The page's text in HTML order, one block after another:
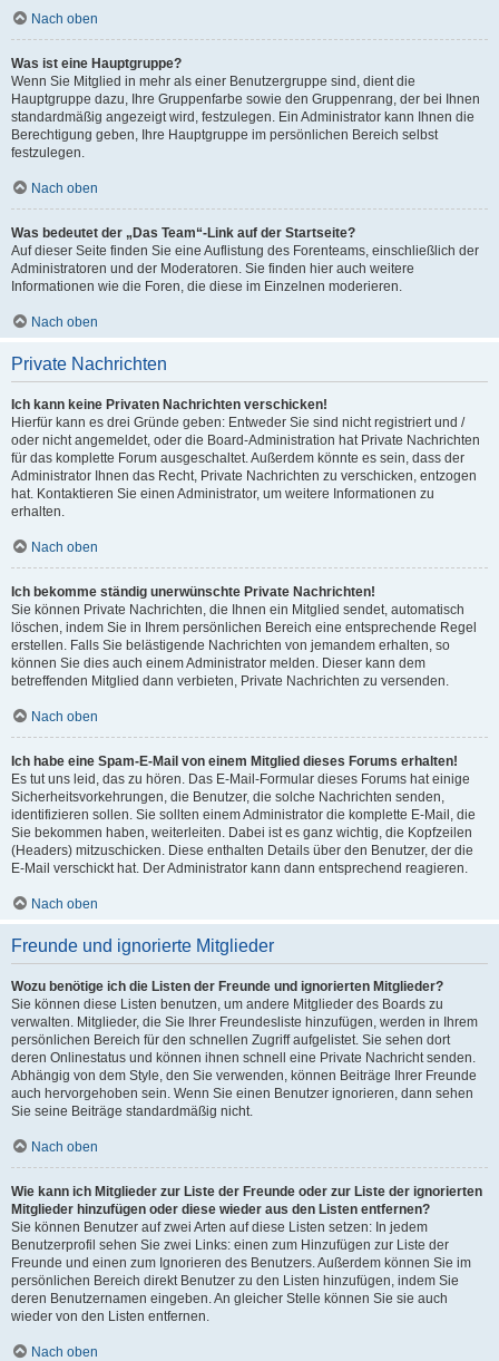
Nach oben
Was ist eine Hauptgruppe?
Wenn Sie Mitglied in mehr als einer Benutzergruppe sind, dient die
Hauptgruppe dazu, Ihre Gruppenfarbe sowie den Gruppenrang, der bei Ihnen
standardmäßig angezeigt wird, festzulegen. Ein Administrator kann Ihnen die
Berechtigung geben, Ihre Hauptgruppe im persönlichen Bereich selbst
festzulegen.
Nach oben
Was bedeutet der „Das Team“-Link auf der Startseite?
Auf dieser Seite finden Sie eine Auflistung des Forenteams, einschließlich der
Administratoren und der Moderatoren. Sie finden hier auch weitere
Informationen wie die Foren, die diese im Einzelnen moderieren.
Nach oben
Private Nachrichten
Ich kann keine Privaten Nachrichten verschicken!
Hierfür kann es drei Gründe geben: Entweder Sie sind nicht registriert und /
oder nicht angemeldet, oder die Board-Administration hat Private Nachrichten
für das komplette Forum ausgeschaltet. Außerdem könnte es sein, dass der
Administrator Ihnen das Recht, Private Nachrichten zu verschicken, entzogen
hat. Kontaktieren Sie einen Administrator, um weitere Informationen zu
erhalten.
Nach oben
Ich bekomme ständig unerwünschte Private Nachrichten!
Sie können Private Nachrichten, die Ihnen ein Mitglied sendet, automatisch
löschen, indem Sie in Ihrem persönlichen Bereich eine entsprechende Regel
erstellen. Falls Sie belästigende Nachrichten von jemandem erhalten, so
können Sie dies auch einem Administrator melden. Dieser kann dem
betreffenden Mitglied dann verbieten, Private Nachrichten zu versenden.
Nach oben
Ich habe eine Spam-E-Mail von einem Mitglied dieses Forums erhalten!
Es tut uns leid, das zu hören. Das E-Mail-Formular dieses Forums hat einige
Sicherheitsvorkehrungen, die Benutzer, die solche Nachrichten senden,
identifizieren sollen. Sie sollten einem Administrator die komplette E-Mail, die
Sie bekommen haben, weiterleiten. Dabei ist es ganz wichtig, die Kopfzeilen
(Headers) mitzuschicken. Diese enthalten Details über den Benutzer, der die
E-Mail verschickt hat. Der Administrator kann dann entsprechend reagieren.
Nach oben
Freunde und ignorierte Mitglieder
Wozu benötige ich die Listen der Freunde und ignorierten Mitglieder?
Sie können diese Listen benutzen, um andere Mitglieder des Boards zu
verwalten. Mitglieder, die Sie Ihrer Freundesliste hinzufügen, werden in Ihrem
persönlichen Bereich für den schnellen Zugriff aufgelistet. Sie sehen dort
deren Onlinestatus und können ihnen schnell eine Private Nachricht senden.
Abhängig von dem Style, den Sie verwenden, können Beiträge Ihrer Freunde
auch hervorgehoben sein. Wenn Sie einen Benutzer ignorieren, dann sehen
Sie seine Beiträge standardmäßig nicht.
Nach oben
Wie kann ich Mitglieder zur Liste der Freunde oder zur Liste der ignorierten
Mitglieder hinzufügen oder diese wieder aus den Listen entfernen?
Sie können Benutzer auf zwei Arten auf diese Listen setzen: In jedem
Benutzerprofil sehen Sie zwei Links: einen zum Hinzufügen zur Liste der
Freunde und einen zum Ignorieren des Benutzers. Außerdem können Sie im
persönlichen Bereich direkt Benutzer zu den Listen hinzufügen, indem Sie
deren Benutzernamen eingeben. An gleicher Stelle können Sie sie auch
wieder von den Listen entfernen.
Nach oben